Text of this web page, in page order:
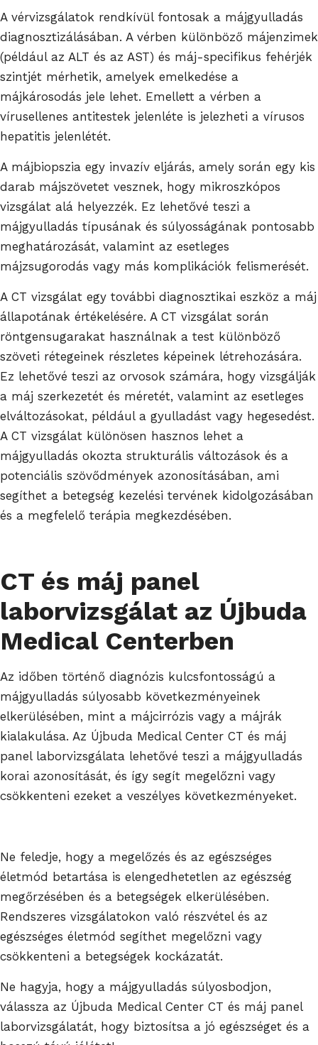
A vérvizsgálatok rendkívül fontosak a májgyulladás
diagnosztizálásában. A vérben különböző májenzimek
(például az ALT és az AST) és máj-specifikus fehérjék
szintjét mérhetik, amelyek emelkedése a
májkárosodás jele lehet. Emellett a vérben a
vírusellenes antitestek jelenléte is jelezheti a vírusos
hepatitis jelenlétét.
A májbiopszia egy invazív eljárás, amely során egy kis
darab májszövetet vesznek, hogy mikroszkópos
vizsgálat alá helyezzék. Ez lehetővé teszi a
májgyulladás típusának és súlyosságának pontosabb
meghatározását, valamint az esetleges
májzsugorodás vagy más komplikációk felismerését.
A CT vizsgálat egy további diagnosztikai eszköz a máj
állapotának értékelésére. A CT vizsgálat során
röntgensugarakat használnak a test különböző
szöveti rétegeinek részletes képeinek létrehozására.
Ez lehetővé teszi az orvosok számára, hogy vizsgálják
a máj szerkezetét és méretét, valamint az esetleges
elváltozásokat, például a gyulladást vagy hegesedést.
A CT vizsgálat különösen hasznos lehet a
májgyulladás okozta strukturális változások és a
potenciális szövődmények azonosításában, ami
segíthet a betegség kezelési tervének kidolgozásában
és a megfelelő terápia megkezdésében.
CT és máj panel
laborvizsgálat az Újbuda
Medical Centerben
Az időben történő diagnózis kulcsfontosságú a
májgyulladás súlyosabb következményeinek
elkerülésében, mint a májcirrózis vagy a májrák
kialakulása. Az Újbuda Medical Center CT és máj
panel laborvizsgálata lehetővé teszi a májgyulladás
korai azonosítását, és így segít megelőzni vagy
csökkenteni ezeket a veszélyes következményeket.
Ne feledje, hogy a megelőzés és az egészséges
életmód betartása is elengedhetetlen az egészség
megőrzésében és a betegségek elkerülésében.
Rendszeres vizsgálatokon való részvétel és az
egészséges életmód segíthet megelőzni vagy
csökkenteni a betegségek kockázatát.
Ne hagyja, hogy a májgyulladás súlyosbodjon,
válassza az Újbuda Medical Center CT és máj panel
laborvizsgálatát, hogy biztosítsa a jó egészséget és a